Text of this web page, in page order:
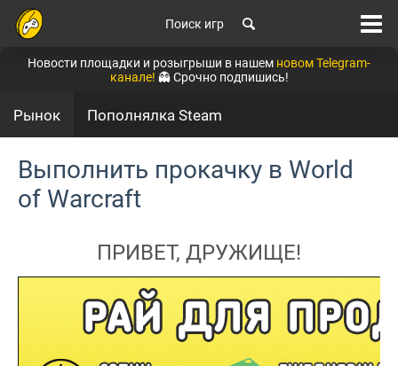
Поиск игр
Новости площадки и розыгрыши в нашем новом Telegram-
канале! 👻 Срочно подпишись!
Рынок Пополнялка Steam
Выполнить прокачку в World
of Warcraft
ПРИВЕТ, ДРУЖИЩЕ!